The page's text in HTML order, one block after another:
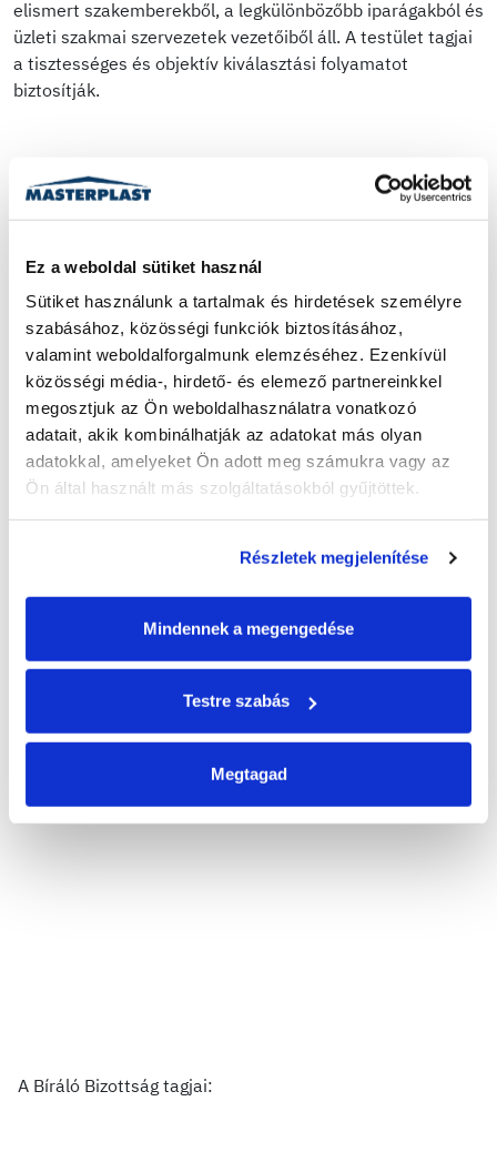
Ez a weboldal sütiket használ
Sütiket használunk a tartalmak és hirdetések személyre
szabásához, közösségi funkciók biztosításához,
valamint weboldalforgalmunk elemzéséhez. Ezenkívül
közösségi média-, hirdető- és elemező partnereinkkel
megosztjuk az Ön weboldalhasználatra vonatkozó
adatait, akik kombinálhatják az adatokat más olyan
adatokkal, amelyeket Ön adott meg számukra vagy az
Ön által használt más szolgáltatásokból gyűjtöttek.
Részletek megjelenítése
Mindennek a megengedése
Testre szabás
Megtagad
elismert szakemberekből, a legkülönbözőbb iparágakból és
üzleti szakmai szervezetek vezetőiből áll. A testület tagjai
a tisztességes és objektív kiválasztási folyamatot
biztosítják.
A Bíráló Bizottság tagjai: